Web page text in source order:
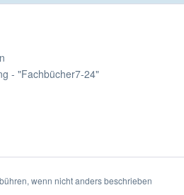
- "Fachbücher7-24"
wenn nicht anders beschrieben